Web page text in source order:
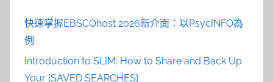
快速掌握EBSCOhost 2026新介面：以PsycINFO為
例
Introduction to SLIM: How to Share and Back Up
Your [SAVED SEARCHES]